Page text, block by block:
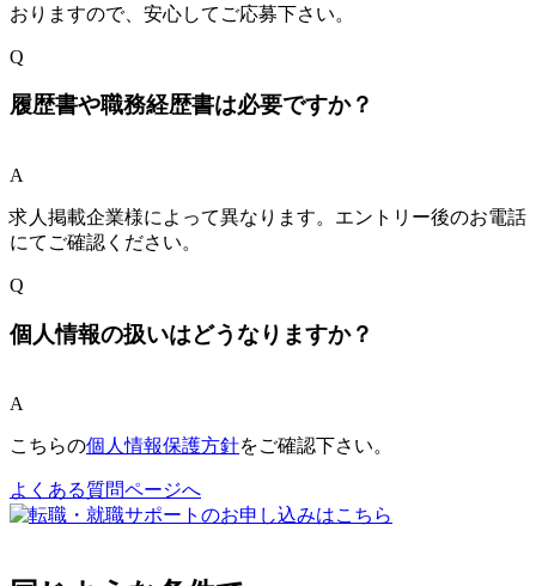
おりますので、安心してご応募下さい。
Q
履歴書や職務経歴書は必要ですか？
A
求人掲載企業様によって異なります。エントリー後のお電話
にてご確認ください。
Q
個人情報の扱いはどうなりますか？
A
こちらの個人情報保護方針をご確認下さい。
よくある質問ページへ